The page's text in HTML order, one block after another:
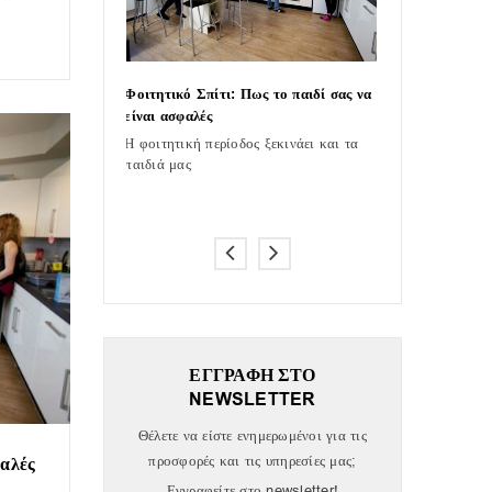
στο σπίτι μας
Φοιτητικό Σπίτι: Πως το παιδί σας να
είναι ασφαλές
Η φοιτητική περίοδος ξεκινάει και τα
παιδιά μας
ΕΓΓΡΑΦΗ ΣΤΟ
NEWSLETTER
Θέλετε να είστε ενημερωμένοι για τις
προσφορές και τις υπηρεσίες μας;